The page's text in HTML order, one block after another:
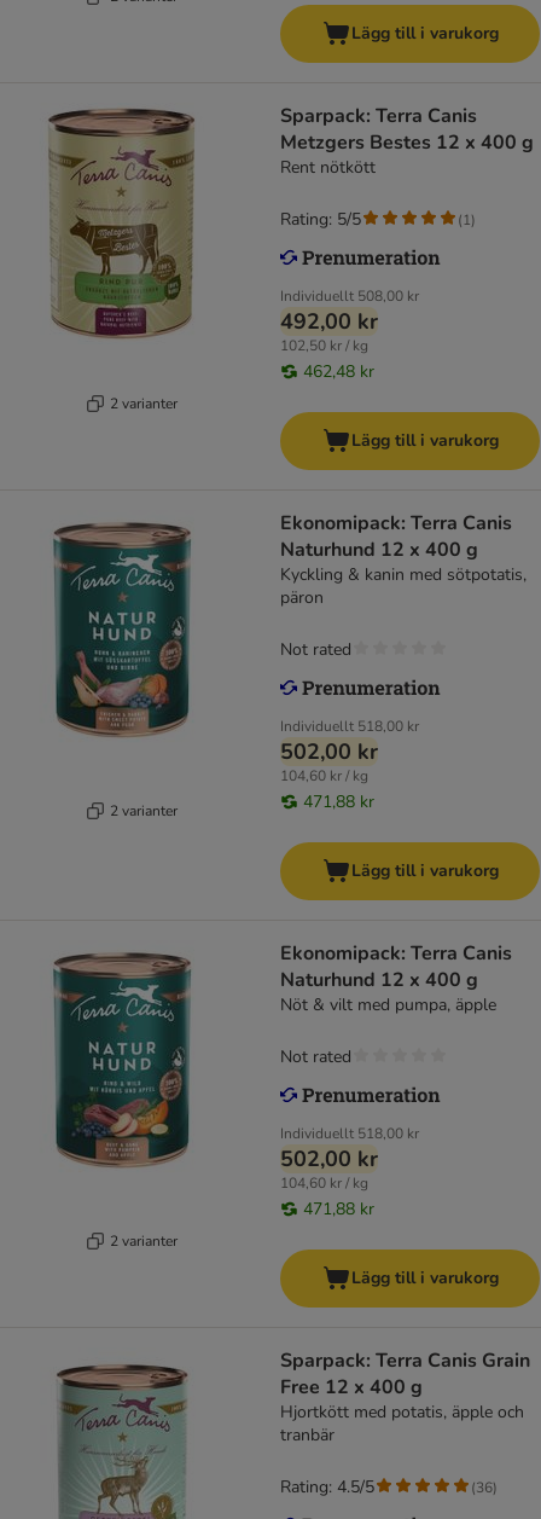
Lägg till i varukorg
2 varianter
Sparpack: Terra Canis
Metzgers Bestes 12 x 400 g
Rent nötkött
Individuellt 508,00 kr
492,00 kr
102,50 kr / kg
462,48 kr
Rating: 5/5 (1)
Lägg till i varukorg
2 varianter
Ekonomipack: Terra Canis
Naturhund 12 x 400 g
Kyckling & kanin med sötpotatis,
päron
Individuellt 518,00 kr
502,00 kr
104,60 kr / kg
471,88 kr
Not rated
Lägg till i varukorg
2 varianter
Ekonomipack: Terra Canis
Naturhund 12 x 400 g
Nöt & vilt med pumpa, äpple
Individuellt 518,00 kr
502,00 kr
104,60 kr / kg
471,88 kr
Not rated
Lägg till i varukorg
Sparpack: Terra Canis Grain
Free 12 x 400 g
Hjortkött med potatis, äpple och
tranbär
Rating: 4.5/5 (36)